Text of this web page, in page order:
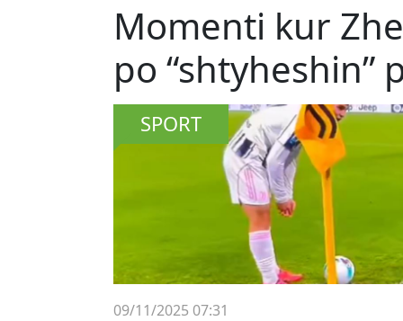
Momenti kur
po “shtyheshin”
SPORT
09/11/2025 07:31